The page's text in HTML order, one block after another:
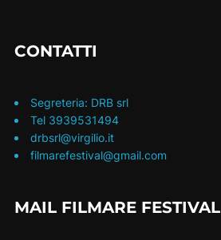
CONTATTI
Segreteria: DRB srl
Tel 3939531494
drbsrl@virgilio.it
filmarefestival@gmail.com
MAIL FILMARE FESTIVAL